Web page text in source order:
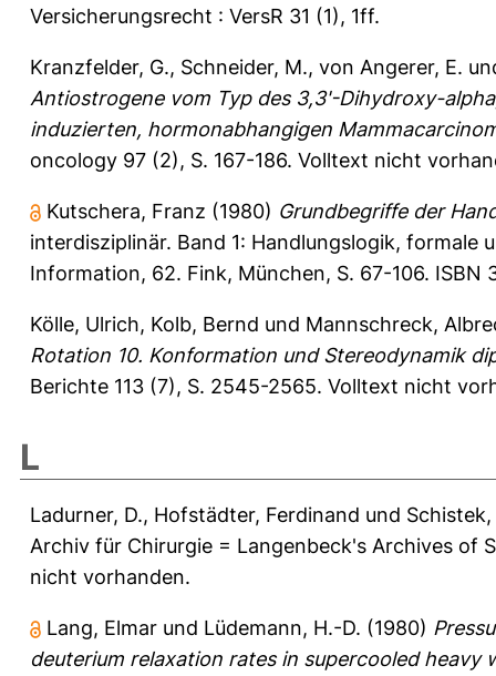
Versicherungsrecht : VersR 31 (1), 1ff.
Kranzfelder, G., Schneider, M., von Angerer, E.
Antiostrogene vom Typ des 3,3'-Dihydroxy-
induzierten, hormonabhangigen
oncology 97 (2), S. 167-186. Volltext nicht
Kutschera, Franz (1980) Grundbegriffe der
interdisziplinär. Band 1: Handlungslogik,
Information, 62. Fink, München, S. 67-106. ISBN
Kölle, Ulrich, Kolb, Bernd und Mannschreck,
Rotation 10. Konformation und Stereodynamik
Berichte 113 (7), S. 2545-2565. Volltext nicht
L
Ladurner, D., Hofstädter, Ferdinand und Schistek,
Archiv für Chirurgie = Langenbeck's Archives of
nicht vorhanden.
Lang, Elmar und Lüdemann, H.-D. (1980)
deuterium relaxation rates in supercooled heavy